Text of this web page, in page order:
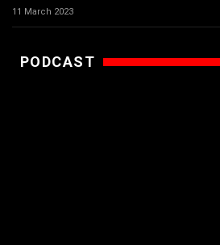
11 March 2023
PODCAST